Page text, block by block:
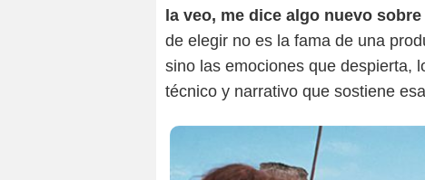
la veo, me dice algo nuevo
de elegir no es la fama de una
sino las emociones que despierta,
técnico y narrativo que sostiene